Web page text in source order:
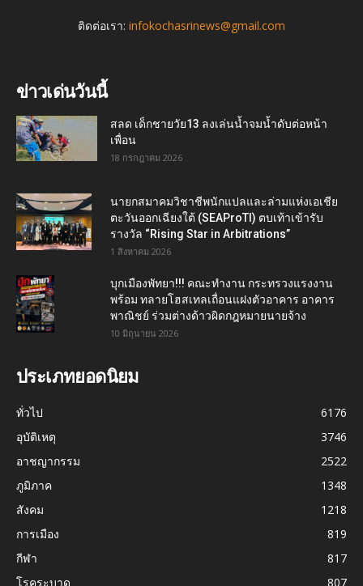
ติดต่อเรา: infokochasrinews@gmail.com
ข่าวเด่นวันนี้
สลด เด็กชายวัย13 ลงเล่นน้ำจมน้ำดับต่อหน้า
เพื่อน
18 กรกฎาคม 2026
นายกสมาคมวิชาชีพนักแปลและล่ามแห่งเอเชีย
ตะวันออกเฉียงใต้ (SEAProTI) ตบเท้าเข้ารับ
รางวัล “Rising Star in Arbitrations”
1 สิงหาคม 2026
บุกเมืองพัทยา!!! คณะทำงาน กระทรวงแรงงาน
พร้อม ทลายโฮสเทลเถื่อนแฝงตัวอาคาร อาคาร
พาณิชย์ ร่วมต่างด้าวผิดกฎหมายนายจ้าง
10 มิถุนายน 2026
ประเภทยอดนิยม
ทั่วไป
6176
อุบัติเหตุ
3746
อาชญากรรม
2522
ภูมิภาค
1348
สังคม
1218
การเมือง
819
กีฬา
817
โรคระบาด
807